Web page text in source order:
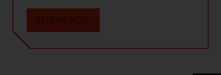
CLIQUE AQUI